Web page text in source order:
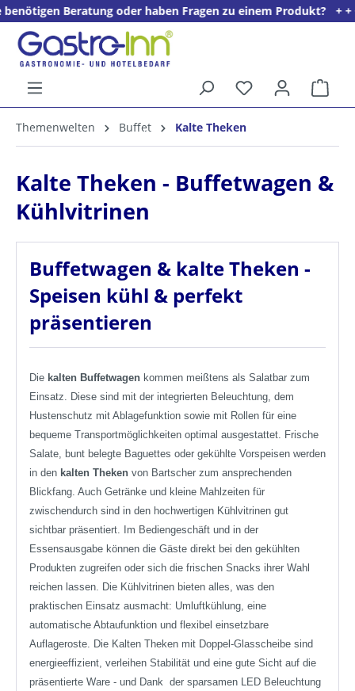
springenoder haben Fragen zu einem Produkt? + + + Wir
Willkommens­rabatt**
Themenwelten Buffet Kalte Theken
Kalte Theken - Buffetwagen &
Kühlvitrinen
Buffetwagen & kalte Theken -
Speisen kühl & perfekt
präsentieren
Die kalten Buffetwagen kommen meißtens als Salatbar zum
Einsatz. Diese sind mit der integrierten Beleuchtung, dem
Hustenschutz mit Ablagefunktion sowie mit Rollen für eine
bequeme Transportmöglichkeiten optimal ausgestattet. Frische
Salate, bunt belegte Baguettes oder gekühlte Vorspeisen werden
in den kalten Theken von Bartscher zum ansprechenden
Blickfang. Auch Getränke und kleine Mahlzeiten für
zwischendurch sind in den hochwertigen Kühlvitrinen gut
sichtbar präsentiert. Im Bediengeschäft und in der
Essensausgabe können die Gäste direkt bei den gekühlten
Produkten zugreifen oder sich die frischen Snacks ihrer Wahl
reichen lassen. Die Kühlvitrinen bieten alles, was den
praktischen Einsatz ausmacht: Umluftkühlung, eine
automatische Abtaufunktion und flexibel einsetzbare
Auflageroste. Die Kalten Theken mit Doppel-Glasscheibe sind
energieeffizient, verleihen Stabilität und eine gute Sicht auf die
präsentierte Ware - und Dank der sparsamen LED Beleuchtung